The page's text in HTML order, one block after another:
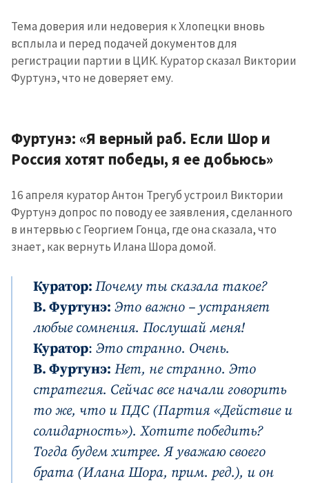
Тема доверия или недоверия к Хлопецки вновь
всплыла и перед подачей документов для
регистрации партии в ЦИК. Куратор сказал Виктории
Фуртунэ, что не доверяет ему.
Фуртунэ: «Я верный раб. Если Шор и
Россия хотят победы, я ее добьюсь»
16 апреля куратор Антон Трегуб устроил Виктории
Фуртунэ допрос по поводу ее заявления, сделанного
в интервью с Георгием Гонца, где она сказала, что
знает, как вернуть Илана Шора домой.
Куратор:Почему ты сказала такое?
В. Фуртунэ: Это важно – устраняет
любые сомнения. Послушай меня!
Куратор: Это странно. Очень.
В. Фуртунэ: Нет, не странно. Это
стратегия. Сейчас все начали говорить
то же, что и ПДС (Партия «Действие и
солидарность»). Хотите победить?
Тогда будем хитрее. Я уважаю своего
брата (Илана Шора, прим. ред.), и он